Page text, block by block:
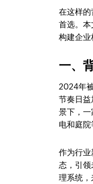
在这样
首选。
构建企业
一、
2024年
节奏日
景下，
电和庭
作为行
态，引
理系统，